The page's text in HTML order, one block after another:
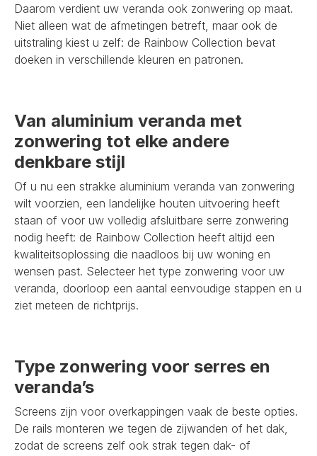
Daarom verdient uw veranda ook zonwering op maat.
Niet alleen wat de afmetingen betreft, maar ook de
uitstraling kiest u zelf: de Rainbow Collection bevat
doeken in verschillende kleuren en patronen.
Van aluminium veranda met
zonwering tot elke andere
denkbare stijl
Of u nu een strakke aluminium veranda van zonwering
wilt voorzien, een landelijke houten uitvoering heeft
staan of voor uw volledig afsluitbare serre zonwering
nodig heeft: de Rainbow Collection heeft altijd een
kwaliteitsoplossing die naadloos bij uw woning en
wensen past. Selecteer het type zonwering voor uw
veranda, doorloop een aantal eenvoudige stappen en u
ziet meteen de richtprijs.
Type zonwering voor serres en
veranda’s
Screens zijn voor overkappingen vaak de beste opties.
De rails monteren we tegen de zijwanden of het dak,
zodat de screens zelf ook strak tegen dak- of